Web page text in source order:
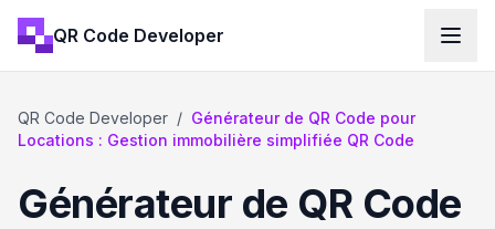
QR Code Developer
QR Code Developer / Générateur de QR Code pour
Locations : Gestion immobilière simplifiée QR Code
Générateur de QR Code